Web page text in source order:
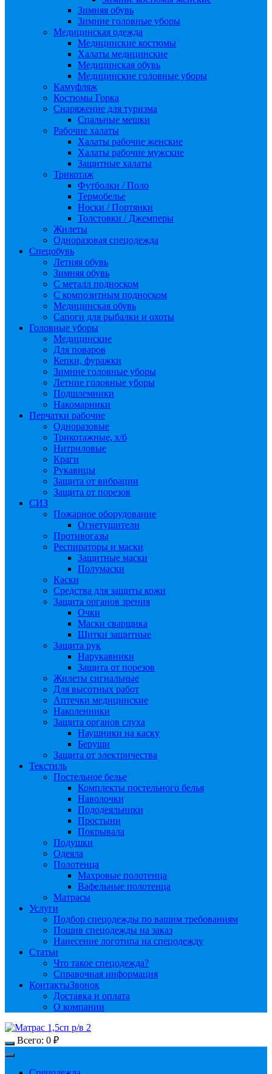
Зимняя обувь
Зимние головные уборы
Медицинская одежда
Медицинские костюмы
Халаты медицинские
Медицинская обувь
Медицинские головные уборы
Камуфляж
Костюмы Горка
Снаряжение для туризма
Спальные мешки
Рабочие халаты
Халаты рабочие женские
Халаты рабочие мужские
Защитные халаты
Трикотаж
Футболки / Поло
Термобелье
Носки / Портянки
Толстовки / Джемперы
Жилеты
Одноразовая спецодежда
Спецобувь
Летняя обувь
Зимняя обувь
С металл подноском
С композитным подноском
Медицинская обувь
Сапоги для рыбалки и охоты
Головные уборы
Медицинские
Для поваров
Кепки, фуражки
Зимние головные уборы
Летние головные уборы
Подшлемники
Накомарники
Перчатки рабочие
Одноразовые
Трикотажные, х/б
Нитриловые
Краги
Рукавицы
Защита от вибрации
Защита от порезов
СИЗ
Пожарное оборудование
Огнетушители
Противогазы
Респираторы и маски
Защитные маски
Полумаски
Каски
Средства для защиты кожи
Защита органов зрения
Очки
Маски сварщика
Щитки защитные
Защита рук
Нарукавники
Защита от порезов
Жилеты сигнальные
Для высотных работ
Аптечки медицинские
Наколенники
Защита органов слуха
Наушники на каску
Беруши
Защита от электричества
Текстиль
Постельное белье
Комплекты постельного белья
Наволочки
Пододеяльники
Простыни
Покрывала
Подушки
Одеяла
Полотенца
Махровые полотенца
Вафельные полотенца
Матрасы
Услуги
Подбор спецодежды по вашим требованиям
Пошив спецодежды на заказ
Нанесение логотипа на спецодежду
Статьи
Что такое спецодежда?
Справочная информация
КонтактыЗвонок
Доставка и оплата
О компании
Всего: 0 ₽